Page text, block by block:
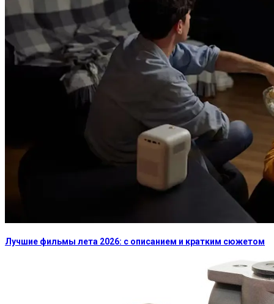
Лучшие фильмы лета 2026: с описанием и кратким сюжетом